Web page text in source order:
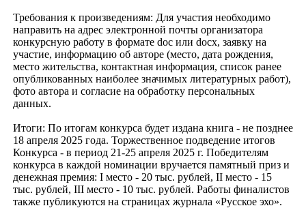
Требования к произведениям: Для участия необходимо
направить на адрес электронной почты организатора
конкурсную работу в формате doc или docx, заявку на
участие, информацию об авторе (место, дата рождения,
место жительства, контактная информация, список ранее
опубликованных наиболее значимых литературных работ),
фото автора и согласие на обработку персональных
данных.
Итоги: По итогам конкурса будет издана книга - не позднее
18 апреля 2025 года. Торжественное подведение итогов
Конкурса - в период 21-25 апреля 2025 г. Победителям
конкурса в каждой номинации вручается памятный приз и
денежная премия: I место - 20 тыс. рублей, II место - 15
тыс. рублей, III место - 10 тыс. рублей. Работы финалистов
также публикуются на страницах журнала «Русское эхо».